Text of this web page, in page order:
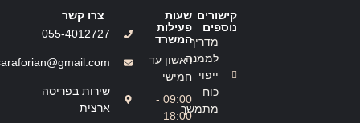
קישורים
נוספים
מדריך
לממנה
ייפוי
כוח
מתמשך
שעות
פעילות
המשרד
ראשון עד
חמישי
09:00 -
18:00
צרו קשר
055-4012727
שירות בפריסה
ארצית